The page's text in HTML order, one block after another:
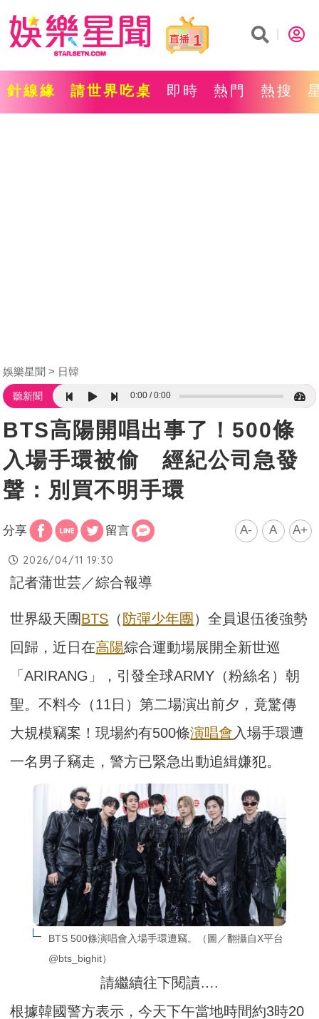
1
針線緣 請世界吃桌 即時 熱門 熱搜
娛樂星聞 日韓
聽新聞 0:00 0:00
BTS高陽開唱出事了！500條
入場手環被偷 經紀公司急發
聲：別買不明手環
分享 留言 A- A A+
2026/04/11 19:30
記者蒲世芸／綜合報導
世界級天團BTS （ 防彈少年團 ）全員退伍後強勢
回歸，近日在高陽綜合運動場展開全新世巡
「ARIRANG」，引發全球ARMY（粉絲名）朝
聖。不料今（11日）第二場演出前夕，竟驚傳
大規模竊案！現場約有500條演唱會 入場手環遭
一名男子竊走，警方已緊急出動追緝嫌犯。
BTS 500條演唱會入場手環遭竊。（圖／翻攝自X平台
@bts_bighit）
請繼續往下閱讀….
根據韓國警方表示，今天下午當地時間約3時20